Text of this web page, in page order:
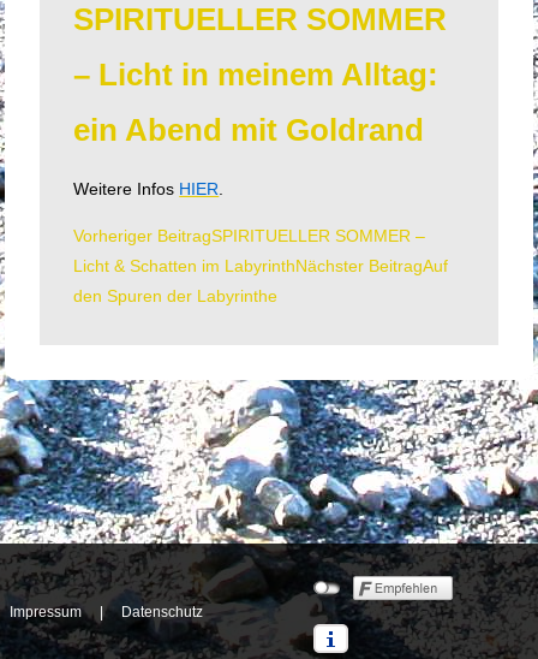
SPIRITUELLER SOMMER
– Licht in meinem Alltag:
ein Abend mit Goldrand
Weitere Infos HIER.
Beitrags-
Navigation
Vorheriger BeitragSPIRITUELLER SOMMER –
Licht & Schatten im LabyrinthNächster BeitragAuf
den Spuren der Labyrinthe
Impressum | Datenschutz